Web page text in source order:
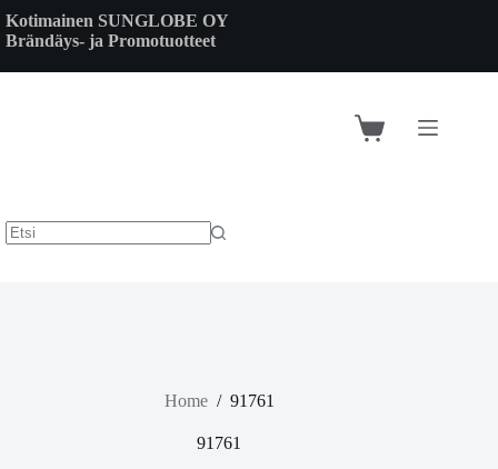
to
content
Kotimainen SUNGLOBE OY
Brändäys- ja Promotuotteet
Shopping
Home / 91761
91761